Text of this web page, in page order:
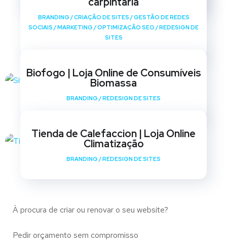
BRANDING /CRIAÇÃO DE SITES /GESTÃO DE REDES
SOCIAIS /MARKETING /OPTIMIZAÇÃO SEO /REDESIGN DE
SITES
Biofogo | Loja Online de Consumíveis
Biomassa
BRANDING /REDESIGN DE SITES
Tienda de Calefaccion | Loja Online
Climatização
BRANDING /REDESIGN DE SITES
À procura de criar ou renovar o seu website?
Pedir orçamento sem compromisso